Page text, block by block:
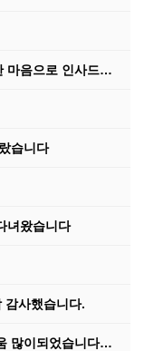
마음으로 인사드…
습니다
녀왔습니다
감사했습니다.
많이되었습니다…